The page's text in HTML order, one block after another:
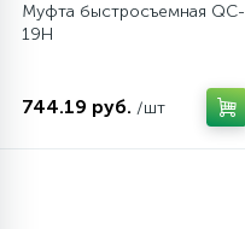
Муфта быстросъемная QC-
19H
744.19 руб. /шт